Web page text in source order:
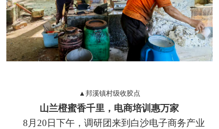
▲邦溪镇村级收胶点
山兰橙蜜香千里，电商培训惠万家
8月20日下午，调研团来到白沙电子商务产业